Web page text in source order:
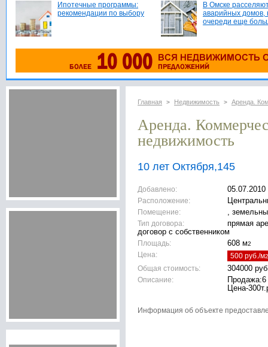
Ипотечные программы:
рекомендации по выбору
В Омске
аварийных домов,
очереди еще
Главная > Недвижимость > Аренда.
Аренда.
недвижимость
10 лет Октября,145
Добавлено:
05.07.2010
Расположение:
Помещение:
,
Тип договора:
прямая
договор с собственником
Площадь:
608 м2
Цена: 500 руб./м2
Общая стоимость:
304000
Описание:
Цена-
Информация об объекте